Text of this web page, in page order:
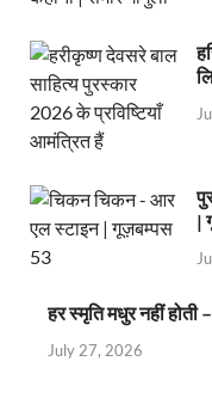
|
हर स्मृति मधुर नहीं होती
July 27, 2026